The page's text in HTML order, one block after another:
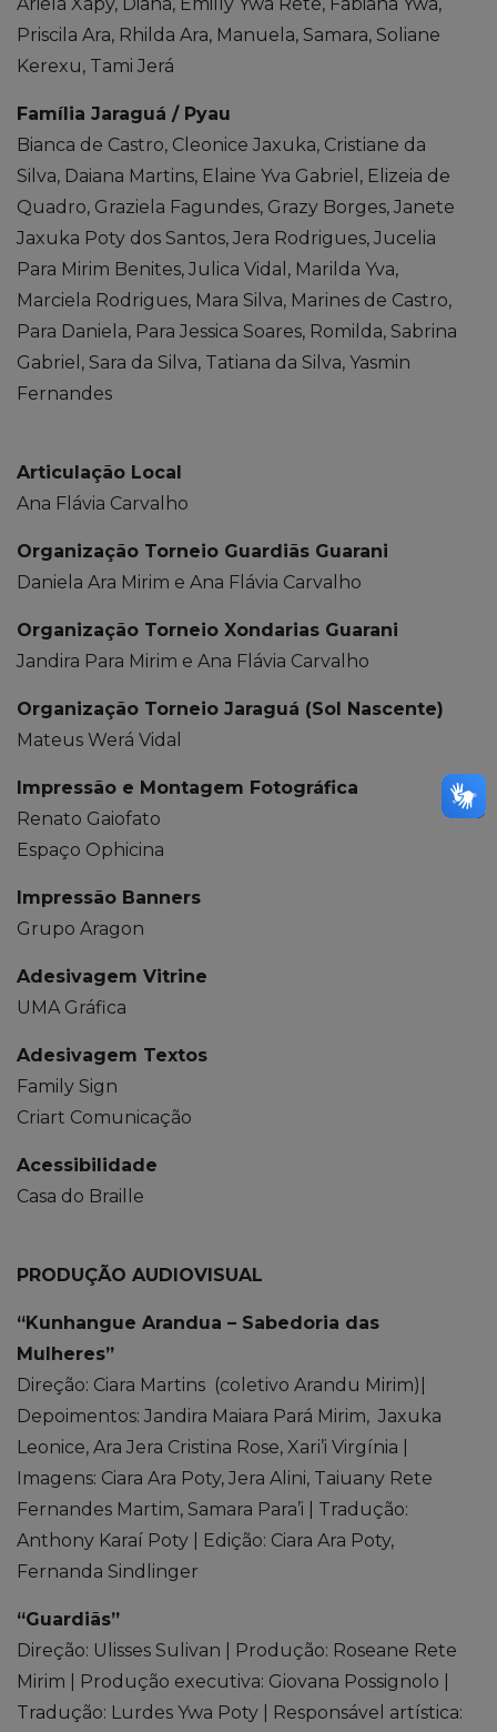
Priscila Ara, Rhilda Ara, Manuela, Samara, Soliane
Kerexu, Tami Jerá
Família Jaraguá / Pyau
Bianca de Castro, Cleonice Jaxuka, Cristiane da
Silva, Daiana Martins, Elaine Yva Gabriel, Elizeia de
Quadro, Graziela Fagundes, Grazy Borges, Janete
Jaxuka Poty dos Santos, Jera Rodrigues, Jucelia
Para Mirim Benites, Julica Vidal, Marilda Yva,
Marciela Rodrigues, Mara Silva, Marines de Castro,
Para Daniela, Para Jessica Soares, Romilda, Sabrina
Gabriel, Sara da Silva, Tatiana da Silva, Yasmin
Fernandes
Articulação Local
Ana Flávia Carvalho
Organização Torneio Guardiãs Guarani
Daniela Ara Mirim e Ana Flávia Carvalho
Organização Torneio Xondarias Guarani
Jandira Para Mirim e Ana Flávia Carvalho
Organização Torneio Jaraguá (Sol Nascente)
Mateus Werá Vidal
Impressão e Montagem Fotográfica
Renato Gaiofato
Espaço Ophicina
Impressão Banners
Grupo Aragon
Adesivagem Vitrine
UMA Gráfica
Adesivagem Textos
Family Sign
Criart Comunicação
Acessibilidade
Casa do Braille
PRODUÇÃO AUDIOVISUAL
“Kunhangue Arandua – Sabedoria das
Mulheres”
Direção: Ciara Martins (coletivo Arandu Mirim)|
Depoimentos: Jandira Maiara Pará Mirim, Jaxuka
Leonice, Ara Jera Cristina Rose, Xari’i Virgínia |
Imagens: Ciara Ara Poty, Jera Alini, Taiuany Rete
Fernandes Martim, Samara Para’i | Tradução:
Anthony Karaí Poty | Edição: Ciara Ara Poty,
Fernanda Sindlinger
“Guardiãs”
Direção: Ulisses Sulivan | Produção: Roseane Rete
Mirim | Produção executiva: Giovana Possignolo |
Tradução: Lurdes Ywa Poty | Responsável artística: